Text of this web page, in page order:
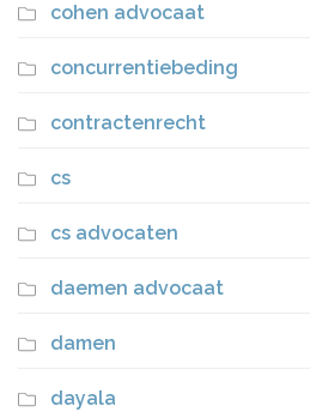
cohen advocaat
concurrentiebeding
contractenrecht
cs
cs advocaten
daemen advocaat
damen
dayala